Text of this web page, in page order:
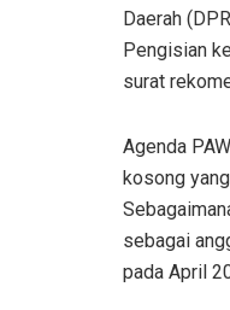
Daerah
Pengisian
surat
Agenda
kosong
sebagai
pada April